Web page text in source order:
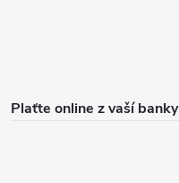
Plaťte online z vaší banky